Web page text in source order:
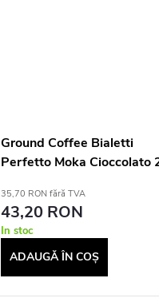
Ground Coffee Bialetti
Perfetto Moka Cioccolato
35,70 RON fără TVA
43,20 RON
In stoc
ADAUGĂ ÎN COŞ